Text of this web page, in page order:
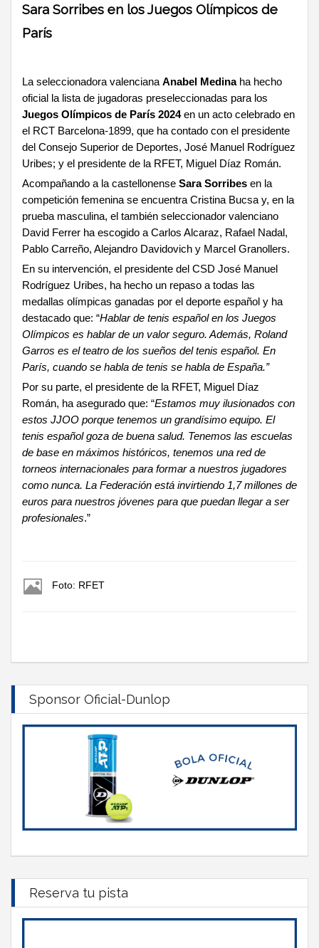
Sara Sorribes en los Juegos Olímpicos de
París
La seleccionadora valenciana Anabel Medinaha hecho
oficial la lista de jugadoras preseleccionadas para los
Juegos Olímpicos de París 2024en un acto celebrado en
el RCT Barcelona-1899, que ha contado con el presidente
del Consejo Superior de Deportes, José Manuel Rodríguez
Uribes; y el presidente de la RFET, Miguel Díaz Román.
Acompañando a la castellonense Sara Sorribes en la
competición femenina se encuentra Cristina Bucsa y, en la
prueba masculina, el también seleccionador valenciano
David Ferrer ha escogido a Carlos Alcaraz, Rafael Nadal,
Pablo Carreño, Alejandro Davidovich y Marcel Granollers.
En su intervención, el presidente del CSD José Manuel
Rodríguez Uribes, ha hecho un repaso a todas las
medallas olímpicas ganadas por el deporte español y ha
destacado que: “Hablar de tenis español en los Juegos
Olímpicos es hablar de un valor seguro. Además, Roland
Garros es el teatro de los sueños del tenis español. En
París, cuando se habla de tenis se habla de España.”
Por su parte, el presidente de la RFET, Miguel Díaz
Román, ha asegurado que: “Estamos muy ilusionados con
estos JJOO porque tenemos un grandísimo equipo. El
tenis español goza de buena salud. Tenemos las escuelas
de base en máximos históricos, tenemos una red de
torneos internacionales para formar a nuestros jugadores
como nunca. La Federación está invirtiendo 1,7 millones de
euros para nuestros jóvenes para que puedan llegar a ser
profesionales.”
Foto: RFET
Sponsor Oficial-Dunlop
Reserva tu pista